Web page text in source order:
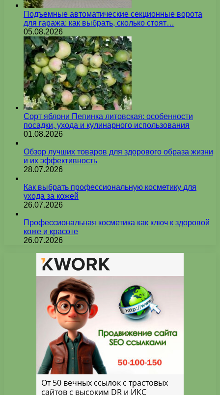
Подъемные автоматические секционные ворота
для гаража: как выбрать, сколько стоят…
05.08.2026
Сорт яблони Пепинка литовская: особенности
посадки, ухода и кулинарного использования
01.08.2026
Обзор лучших товаров для здорового образа жизни
и их эффективность
28.07.2026
Как выбрать профессиональную косметику для
ухода за кожей
26.07.2026
Профессиональная косметика как ключ к здоровой
коже и красоте
26.07.2026